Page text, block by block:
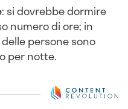
: si dovrebbe dormire
numero di ore; in
persone sono
per notte.